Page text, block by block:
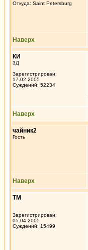
Откуда: Saint Petersburg
Наверх
КИ
3Д
Зарегистрирован:
17.02.2005
Суждений: 52234
Наверх
чайник2
Гость
Наверх
ТМ
Зарегистрирован:
05.04.2005
Суждений: 15499